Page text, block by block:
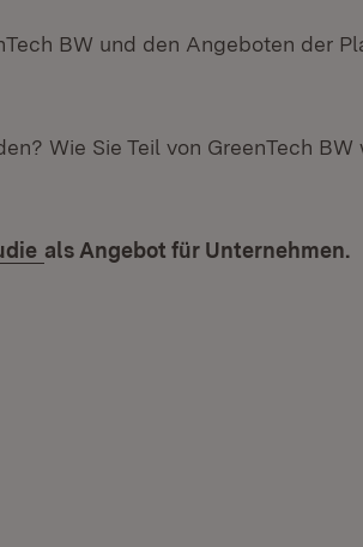
BW und den Angeboten der
Wie Sie Teil von GreenTech BW
(Öffnet in neuem Fenster)
als Angebot für Unternehmen.